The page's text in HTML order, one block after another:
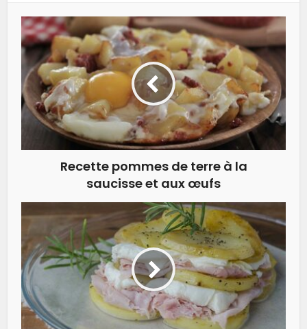
Recette pommes de terre à la
saucisse et aux œufs